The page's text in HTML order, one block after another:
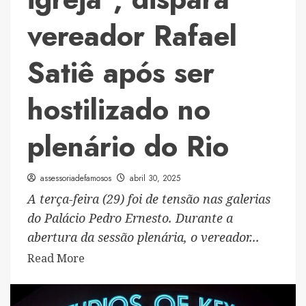
Glória
(RJ)
vereador Rafael
Satiê após ser
hostilizado no
plenário do Rio
assessoriadefamosos abril 30, 2025
A terça-feira (29) foi de tensão nas galerias
do Palácio Pedro Ernesto. Durante a
abertura da sessão plenária, o vereador...
Read More
about